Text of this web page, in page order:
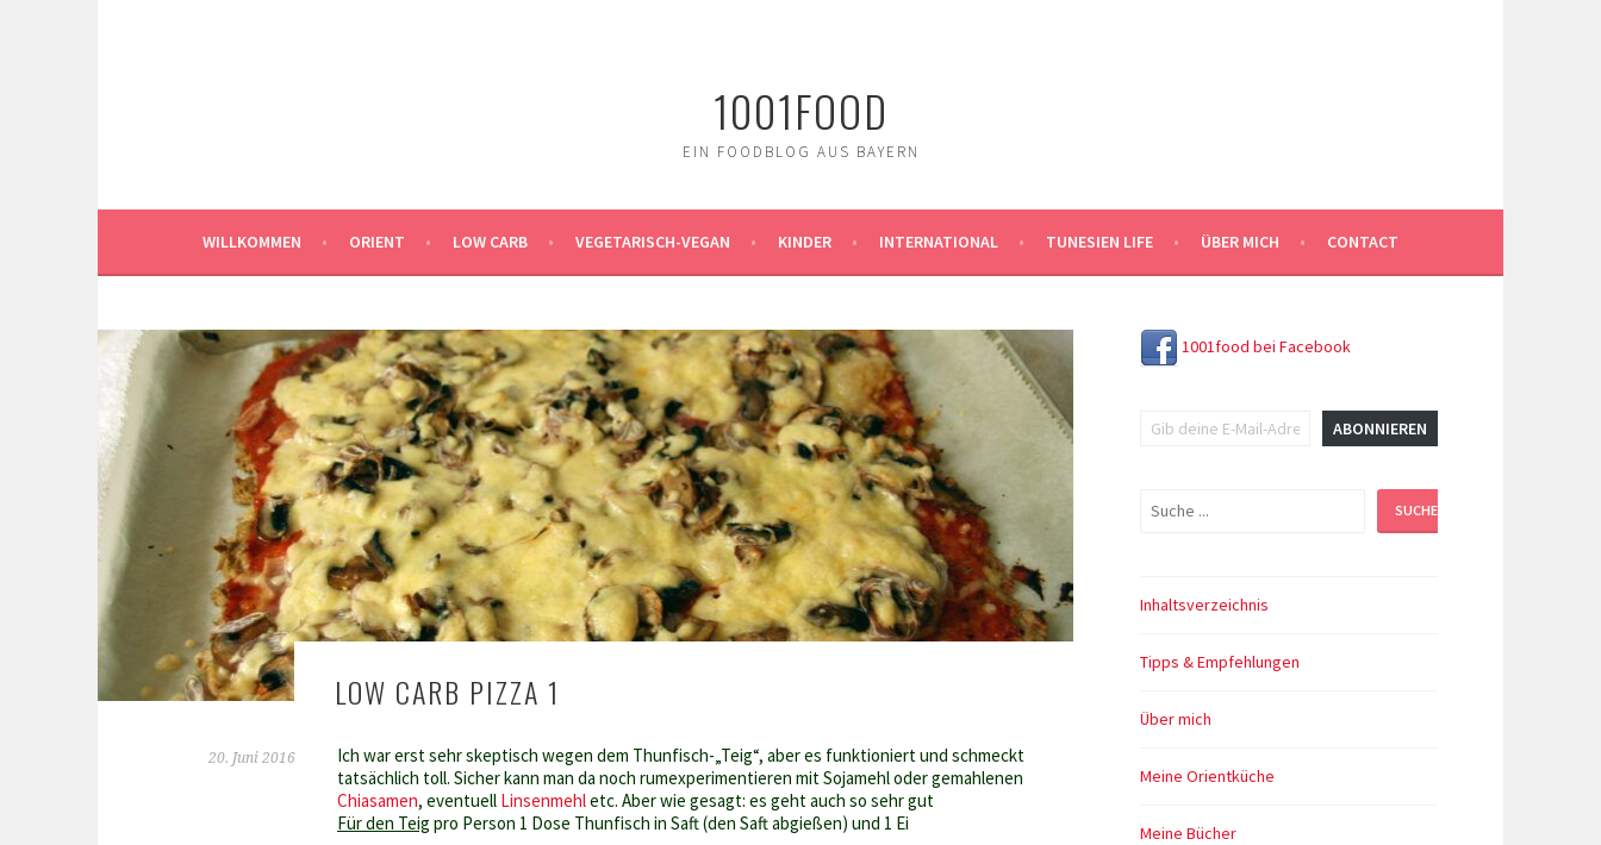
1001FOOD
EIN FOODBLOG AUS BAYERN
WILLKOMMEN ORIENT LOW CARB VEGETARISCH-VEGAN KINDER INTERNATIONAL TUNESIEN LIFE ÜBER MICH CONTACT
LOW CARB PIZZA 1
20. Juni 2016
Ich war erst sehr skeptisch wegen dem Thunfisch-„Teig“, aber es funktioniert und schmeckt
tatsächlich toll. Sicher kann man da noch rumexperimentieren mit Sojamehl oder gemahlenen
Chiasamen, eventuell Linsenmehletc. Aber wie gesagt: es geht auch so sehr gut
Für den Teig pro Person 1 Dose Thunfisch in Saft (den Saft abgießen) und 1 Ei
1001food bei Facebook
ABONNIEREN
Suchen SUCHEN
Inhaltsverzeichnis
Tipps & Empfehlungen
Über mich
Meine Orientküche
Meine Bücher